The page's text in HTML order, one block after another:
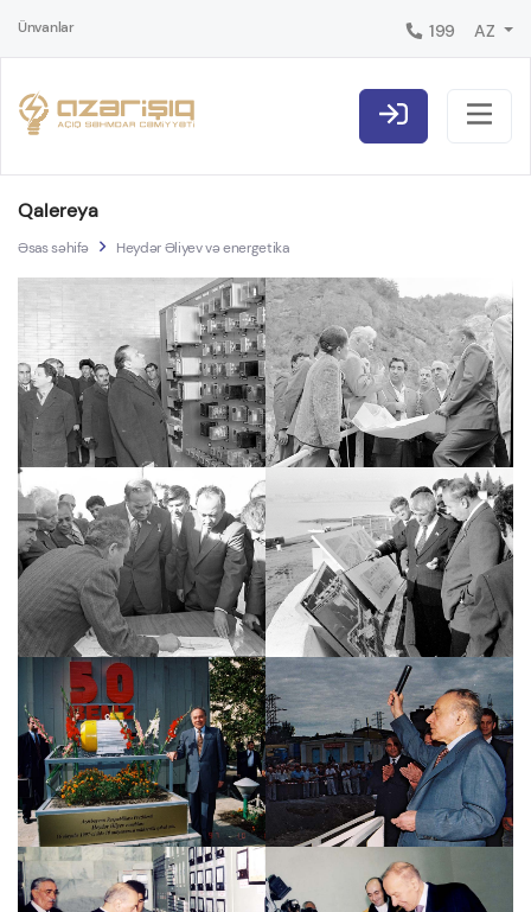
Ünvanlar 199 AZ
Qalereya
Əsas səhifə Heydər Əliyev və energetika
Araz SES-də Sərsəng SES-də
﻿Şamxor SES-in tikintisi ﻿Mingəçevir SES
ildə 10 milyonuncu mühərriki qəbul etmişdir
generator qurğusunun təməlinin qoyulması